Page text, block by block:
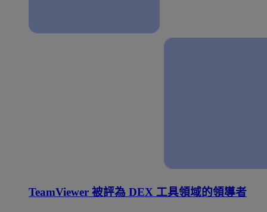
TeamViewer 被評為 DEX 工具領域的領導者